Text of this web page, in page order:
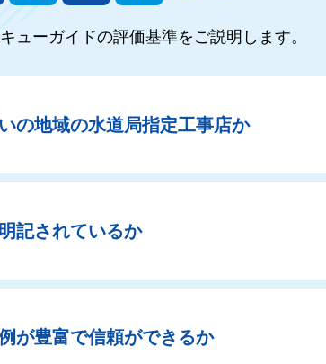
ューガイドの評価基準をご説明します。
の地域の水道局指定工事店か
記されているか
が豊富で信頼ができるか